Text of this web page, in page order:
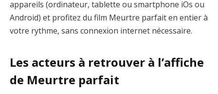
appareils (ordinateur, tablette ou smartphone iOs ou
Android) et profitez du film Meurtre parfait en entier à
votre rythme, sans connexion internet nécessaire.
Les acteurs à retrouver à l’affiche
de Meurtre parfait